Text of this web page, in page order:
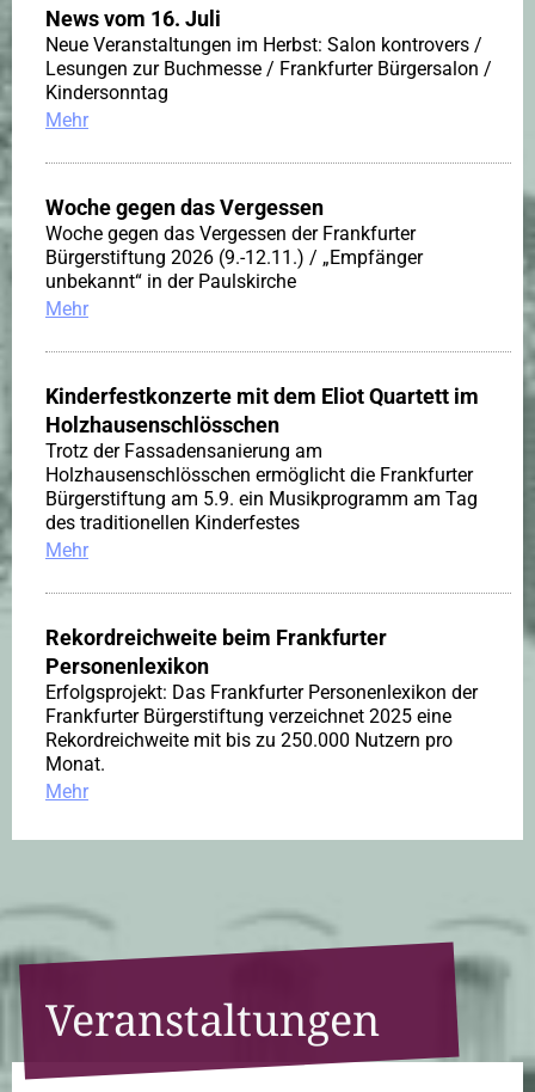
News vom 16. Juli
Neue Veranstaltungen im Herbst: Salon kontrovers /
Lesungen zur Buchmesse / Frankfurter Bürgersalon /
Kindersonntag
Mehr
Woche gegen das Vergessen
Woche gegen das Vergessen der Frankfurter
Bürgerstiftung 2026 (9.-12.11.) / „Empfänger
unbekannt“ in der Paulskirche
Mehr
Kinderfestkonzerte mit dem Eliot Quartett im
Holzhausenschlösschen
Trotz der Fassadensanierung am
Holzhausenschlösschen ermöglicht die Frankfurter
Bürgerstiftung am 5.9. ein Musikprogramm am Tag
des traditionellen Kinderfestes
Mehr
Rekordreichweite beim Frankfurter
Personenlexikon
Erfolgsprojekt: Das Frankfurter Personenlexikon der
Frankfurter Bürgerstiftung verzeichnet 2025 eine
Rekordreichweite mit bis zu 250.000 Nutzern pro
Monat.
Mehr
Veranstaltungen